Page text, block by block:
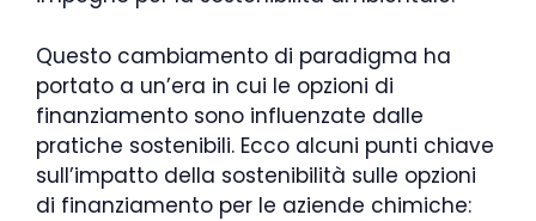
Questo cambiamento di paradigma ha
portato a un’era in cui le opzioni di
finanziamento sono influenzate dalle
pratiche sostenibili. Ecco alcuni punti chiave
sull’impatto della sostenibilità sulle opzioni
di finanziamento per le aziende chimiche: